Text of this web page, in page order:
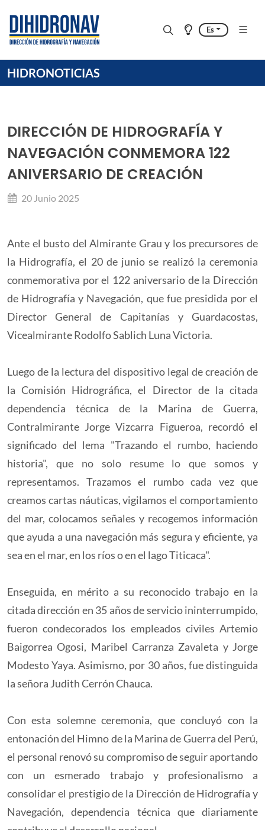
Es
HIDRONOTICIAS
DIRECCIÓN DE HIDROGRAFÍA Y
NAVEGACIÓN CONMEMORA 122
ANIVERSARIO DE CREACIÓN
20 Junio 2025
Ante el busto del Almirante Grau y los precursores de
la Hidrografía, el 20 de junio se realizó la ceremonia
conmemorativa por el 122 aniversario de la Dirección
de Hidrografía y Navegación, que fue presidida por el
Director General de Capitanías y Guardacostas,
Vicealmirante Rodolfo Sablich Luna Victoria.
Luego de la lectura del dispositivo legal de creación de
la Comisión Hidrográfica, el Director de la citada
dependencia técnica de la Marina de Guerra,
Contralmirante Jorge Vizcarra Figueroa, recordó el
significado del lema "Trazando el rumbo, haciendo
historia", que no solo resume lo que somos y
representamos. Trazamos el rumbo cada vez que
creamos cartas náuticas, vigilamos el comportamiento
del mar, colocamos señales y recogemos información
que ayuda a una navegación más segura y eficiente, ya
sea en el mar, en los ríos o en el lago Titicaca".
Enseguida, en mérito a su reconocido trabajo en la
citada dirección en 35 años de servicio ininterrumpido,
fueron condecorados los empleados civiles Artemio
Baigorrea Ogosi, Maribel Carranza Zavaleta y Jorge
Modesto Yaya. Asimismo, por 30 años, fue distinguida
la señora Judith Cerrón Chauca.
Con esta solemne ceremonia, que concluyó con la
entonación del Himno de la Marina de Guerra del Perú,
el personal renovó su compromiso de seguir aportando
con un esmerado trabajo y profesionalismo a
consolidar el prestigio de la Dirección de Hidrografía y
Navegación, dependencia técnica que diariamente